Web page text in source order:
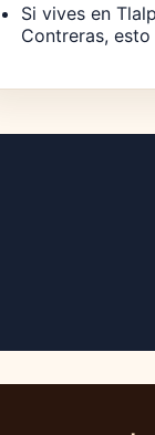
Si vives en
Contreras,